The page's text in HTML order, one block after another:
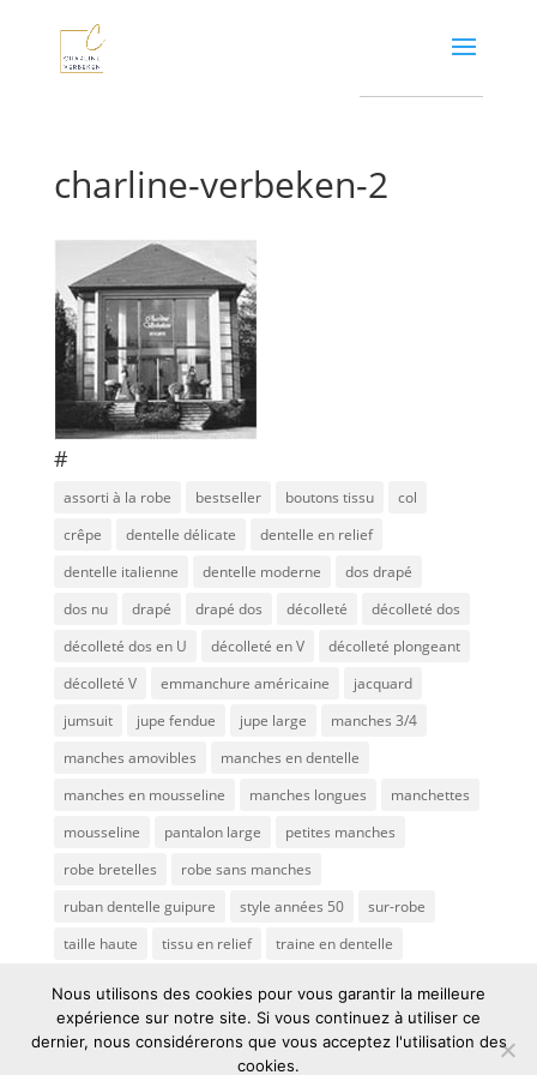
charline-verbeken-2
#
assorti à la robe bestseller boutons tissu
col
crêpe
dentelle délicate
dentelle en relief
dentelle italienne
dentelle moderne
dos drapé
dos nu
drapé drapé dos décolleté
décolleté dos
décolleté dos en U
décolleté en V
décolleté plongeant
décolleté V
emmanchure américaine
jacquard
jumsuit
jupe fendue jupe large
manches 3/4
manches amovibles
manches en dentelle
manches en mousseline
manches longues
manchettes
mousseline
pantalon large
petites manches
robe bretelles
robe sans manches
ruban dentelle guipure
style années 50
sur-robe
taille haute
tissu en relief
traine en dentelle
Nous utilisons des cookies pour vous garantir la meilleure
expérience sur notre site. Si vous continuez à utiliser ce
dernier, nous considérerons que vous acceptez l'utilisation des
cookies.